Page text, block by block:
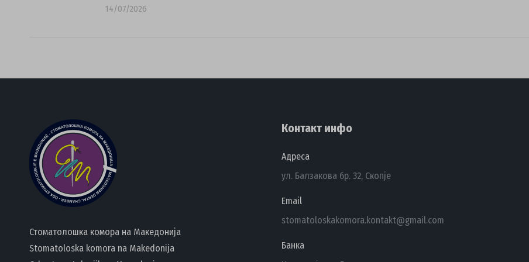
14/07/2026
Стоматолошка комора на Македонија
Stomatoloska komora na Makedonija
Контакт инфо
Адреса
ул. Балзакова бр. 32, Скопје
Email
stomatoloskakomora.kontakt@gmail.com
Банка